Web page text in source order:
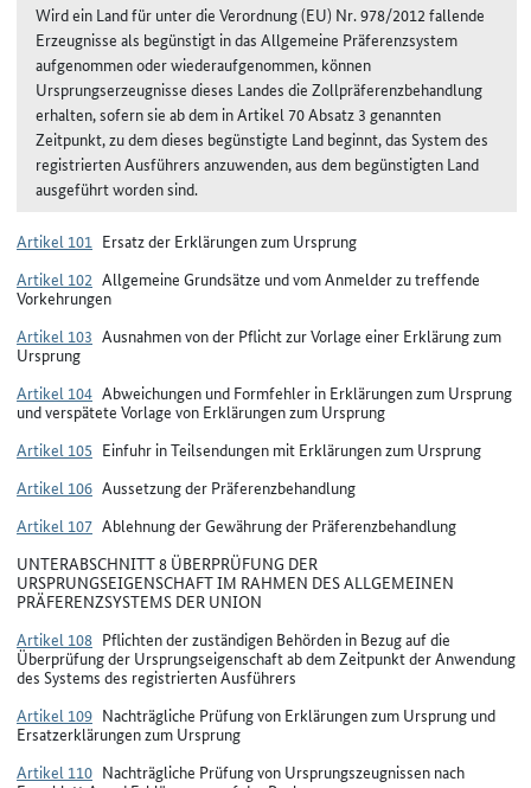
Wird ein Land für unter die Verordnung (EU) Nr. 978/2012 fallende
Erzeugnisse als begünstigt in das Allgemeine Präferenzsystem
aufgenommen oder wiederaufgenommen, können
Ursprungserzeugnisse dieses Landes die Zollpräferenzbehandlung
erhalten, sofern sie ab dem in Artikel 70 Absatz 3 genannten
Zeitpunkt, zu dem dieses begünstigte Land beginnt, das System des
registrierten Ausführers anzuwenden, aus dem begünstigten Land
ausgeführt worden sind.
Artikel 101 Ersatz der Erklärungen zum Ursprung
Artikel 102 Allgemeine Grundsätze und vom Anmelder zu treffende
Vorkehrungen
Artikel 103 Ausnahmen von der Pflicht zur Vorlage einer Erklärung zum
Ursprung
Artikel 104 Abweichungen und Formfehler in Erklärungen zum Ursprung
und verspätete Vorlage von Erklärungen zum Ursprung
Artikel 105 Einfuhr in Teilsendungen mit Erklärungen zum Ursprung
Artikel 106 Aussetzung der Präferenzbehandlung
Artikel 107 Ablehnung der Gewährung der Präferenzbehandlung
UNTERABSCHNITT 8 ÜBERPRÜFUNG DER
URSPRUNGSEIGENSCHAFT IM RAHMEN DES ALLGEMEINEN
PRÄFERENZSYSTEMS DER UNION
Artikel 108 Pflichten der zuständigen Behörden in Bezug auf die
Überprüfung der Ursprungseigenschaft ab dem Zeitpunkt der Anwendung
des Systems des registrierten Ausführers
Artikel 109 Nachträgliche Prüfung von Erklärungen zum Ursprung und
Ersatzerklärungen zum Ursprung
Artikel 110 Nachträgliche Prüfung von Ursprungszeugnissen nach